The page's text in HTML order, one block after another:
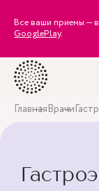
Все ваши приемы —
GooglePlay.
ГлавнаяВрачи